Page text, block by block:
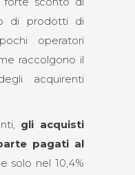
di prodotti di
operatori
raccolgono il
acquirenti
gli acquisti
pagati al
solo nel 10,4%